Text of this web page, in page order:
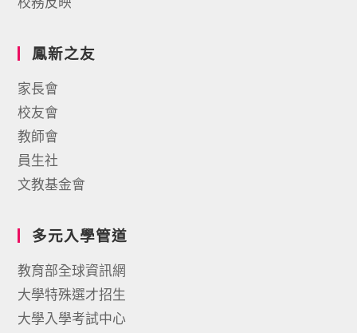
鳳新之友
家長會
校友會
教師會
員生社
文教基金會
多元入學管道
教育部全球資訊網
大學特殊選才招生
大學入學考試中心